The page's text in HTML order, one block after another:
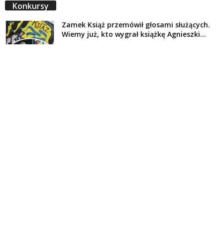
Konkursy
Zamek Książ przemówił głosami służących.
Wiemy już, kto wygrał książkę Agnieszki...